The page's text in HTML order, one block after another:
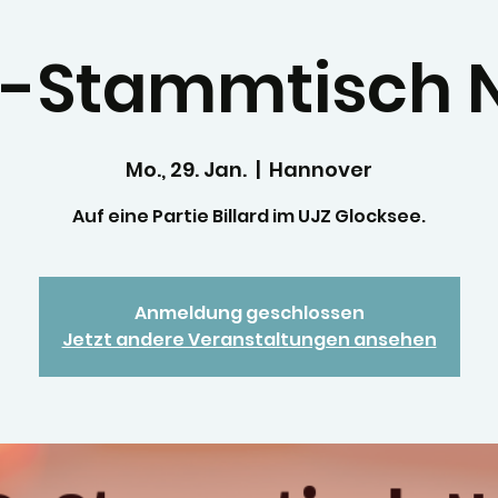
Stammtisch
Mo., 29. Jan.
  |
Hannover
Auf eine Partie Billard im UJZ Glocksee.
Anmeldung geschlossen
Jetzt andere Veranstaltungen ansehen